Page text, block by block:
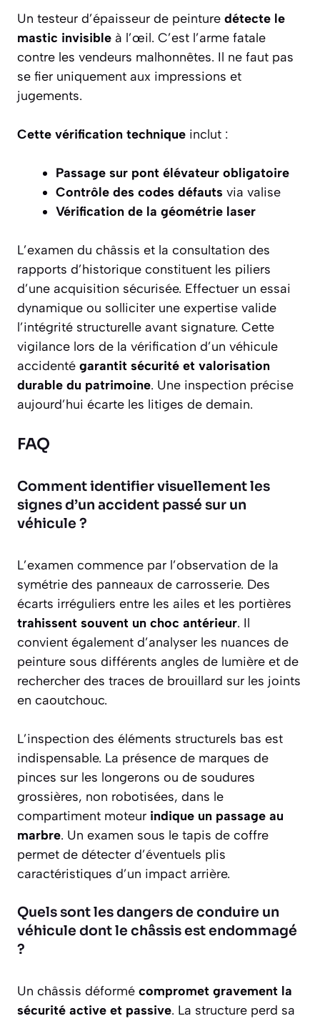
Un testeur d’épaisseur de peinture détecte le
mastic invisible à l’œil. C’est l’arme fatale
contre les vendeurs malhonnêtes. Il ne faut pas
se fier uniquement aux impressions et
jugements.
Cette vérification technique inclut :
Passage sur pont élévateur obligatoire
Contrôle des codes défauts via valise
Vérification de la géométrie laser
L’examen du châssis et la consultation des
rapports d’historique constituent les piliers
d’une acquisition sécurisée. Effectuer un essai
dynamique ou solliciter une expertise valide
l’intégrité structurelle avant signature. Cette
vigilance lors de la vérification d’un véhicule
accidenté garantit sécurité et valorisation
durable du patrimoine. Une inspection précise
aujourd’hui écarte les litiges de demain.
FAQ
Comment identifier visuellement les
signes d’un accident passé sur un
véhicule ?
L’examen commence par l’observation de la
symétrie des panneaux de carrosserie. Des
écarts irréguliers entre les ailes et les portières
trahissent souvent un choc antérieur. Il
convient également d’analyser les nuances de
peinture sous différents angles de lumière et de
rechercher des traces de brouillard sur les joints
en caoutchouc.
L’inspection des éléments structurels bas est
indispensable. La présence de marques de
pinces sur les longerons ou de soudures
grossières, non robotisées, dans le
compartiment moteur indique un passage au
marbre. Un examen sous le tapis de coffre
permet de détecter d’éventuels plis
caractéristiques d’un impact arrière.
Quels sont les dangers de conduire un
véhicule dont le châssis est endommagé
?
Un châssis déformé compromet gravement la
sécurité active et passive. La structure perd sa